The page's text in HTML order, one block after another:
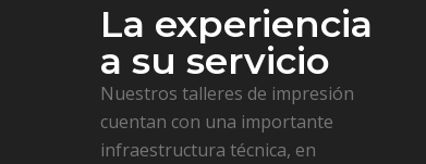
La experiencia
a su servicio
Nuestros talleres de impresión
cuentan con una importante
infraestructura técnica, en